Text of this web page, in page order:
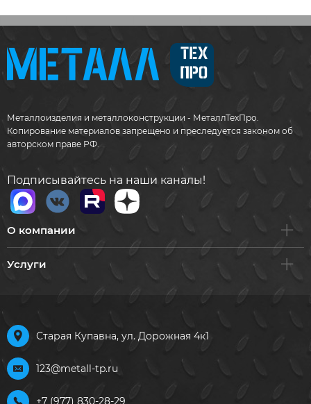
Металлоизделия и металлоконструкции - МеталлТехПро.
Копирование материалов запрещено и преследуется законом об
авторском праве РФ.
Подписывайтесь на наши каналы!
О компании
Услуги
Старая Купавна, ул. Дорожная 4к1
123@metall-tp.ru